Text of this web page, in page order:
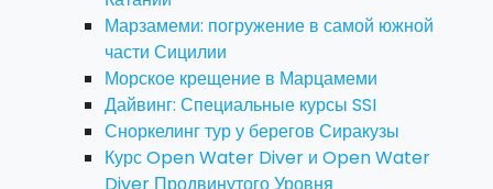
Марзамеми: погружение в самой южной
части Сицилии
Морское крещение в Марцамеми
Дайвинг: Специальные курсы SSI
Сноркелинг тур у берегов Сиракузы
Курс Open Water Diver и Open Water